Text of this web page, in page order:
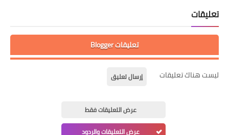
تعليقات
تعليقات Blogger
ليست هناك تعليقات إرسال تعليق
عرض التعليقات فقط
عرض التعليقات والردود